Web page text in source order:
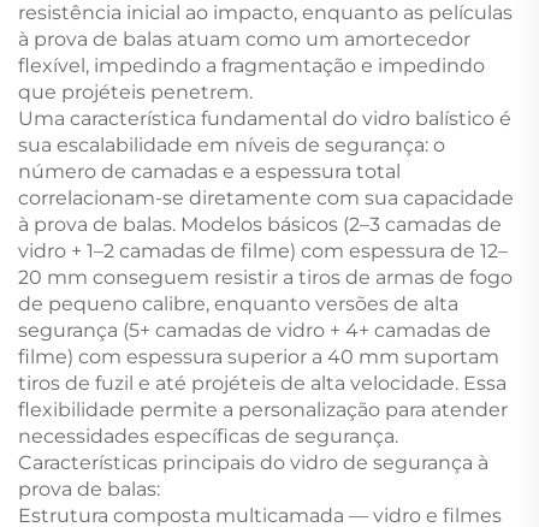
resistência inicial ao impacto, enquanto as películas
à prova de balas atuam como um amortecedor
flexível, impedindo a fragmentação e impedindo
que projéteis penetrem.
Uma característica fundamental do vidro balístico é
sua escalabilidade em níveis de segurança: o
número de camadas e a espessura total
correlacionam-se diretamente com sua capacidade
à prova de balas. Modelos básicos (2–3 camadas de
vidro + 1–2 camadas de filme) com espessura de 12–
20 mm conseguem resistir a tiros de armas de fogo
de pequeno calibre, enquanto versões de alta
segurança (5+ camadas de vidro + 4+ camadas de
filme) com espessura superior a 40 mm suportam
tiros de fuzil e até projéteis de alta velocidade. Essa
flexibilidade permite a personalização para atender
necessidades específicas de segurança.
Características principais do vidro de segurança à
prova de balas:
Estrutura composta multicamada — vidro e filmes